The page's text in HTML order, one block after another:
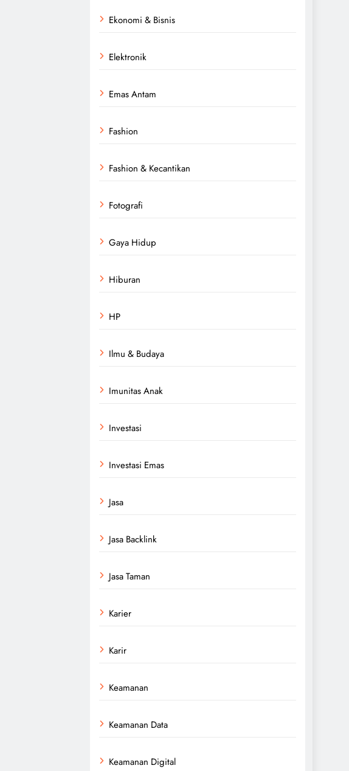
Ekonomi & Bisnis
Elektronik
Emas Antam
Fashion
Fashion & Kecantikan
Fotografi
Gaya Hidup
Hiburan
HP
Ilmu & Budaya
Imunitas Anak
Investasi
Investasi Emas
Jasa
Jasa Backlink
Jasa Taman
Karier
Karir
Keamanan
Keamanan Data
Keamanan Digital